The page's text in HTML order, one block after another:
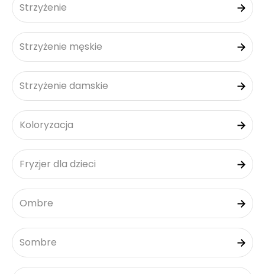
Strzyżenie
Strzyżenie męskie
Strzyżenie damskie
Koloryzacja
Fryzjer dla dzieci
Ombre
Sombre